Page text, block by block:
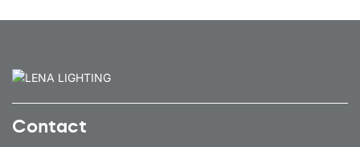
Contact